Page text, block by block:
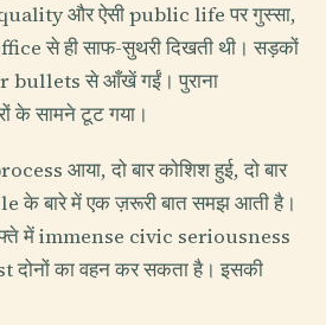
और ऐसी public life पर गुस्सा,
से ही साफ-सुथरी दिखती थी। सड़कों
bullets से आँखें गईं। पुराना
के सामने टूट गया।
आया, दो बार कोशिश हुई, दो बार
के बारे में एक ज़रूरी बात समझ आती है।
में immense civic seriousness
का वहन कर सकता है। इसकी